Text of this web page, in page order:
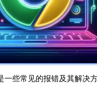
些常见的报错及其解决方